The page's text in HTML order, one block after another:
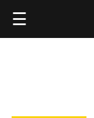
☰